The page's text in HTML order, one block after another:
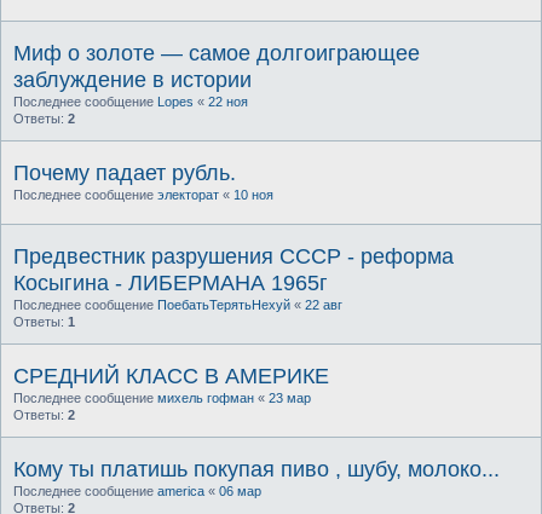
Миф о золоте — самое долгоиграющее
заблуждение в истории
Последнее сообщение Lopes « 22 ноя
Ответы: 2
Почему падает рубль.
Последнее сообщение электорат « 10 ноя
Предвестник разрушения СССР - реформа
Косыгина - ЛИБЕРМАНА 1965г
Последнее сообщение ПоебатьТерятьНехуй « 22 авг
Ответы: 1
СРЕДНИЙ КЛАСС В АМЕРИКЕ
Последнее сообщение михель гофман « 23 мар
Ответы: 2
Кому ты платишь покупая пиво , шубу, молоко...
Последнее сообщение america « 06 мар
Ответы: 2